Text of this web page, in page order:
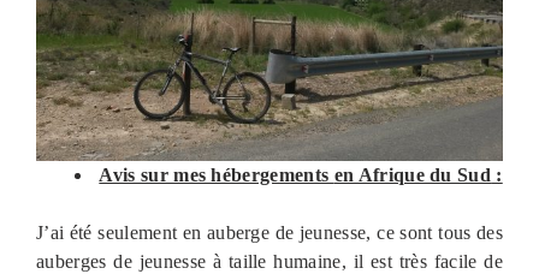
Avis sur mes hébergements en Afrique du Sud :
J’ai été seulement en auberge de jeunesse, ce sont tous des
auberges de jeunesse à taille humaine, il est très facile de